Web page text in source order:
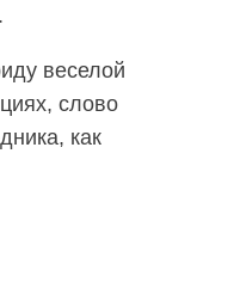
веселой
слово
как